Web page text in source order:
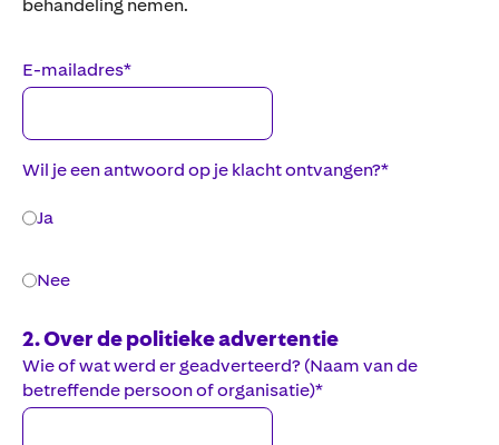
behandeling nemen.
E-mailadres*
Wil je een antwoord op je klacht ontvangen?*
Ja
Nee
2. Over de politieke advertentie
Wie of wat werd er geadverteerd? (Naam van de
betreffende persoon of organisatie)*